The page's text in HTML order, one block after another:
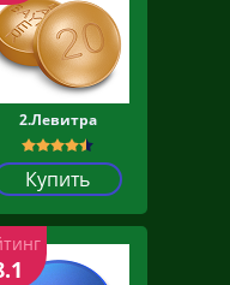
2.Левитра
Купить